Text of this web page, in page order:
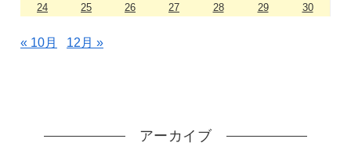
24
25 26 27 28 29 30
« 10月 12月 »
アーカイブ